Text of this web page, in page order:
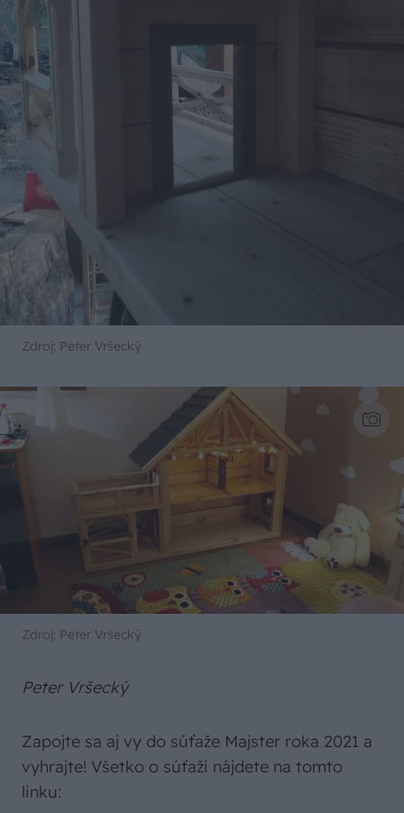
Zdroj: Peter Vršecký
Zdroj: Peter Vršecký
Peter Vršecký
Zapojte sa aj vy do súťaže Majster roka 2021 a
vyhrajte! Všetko o súťaži nájdete na tomto
linku: